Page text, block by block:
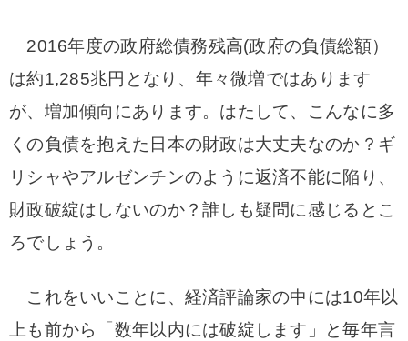
2016年度の政府総債務残高(政府の負債総額）
は約1,285兆円となり、年々微増ではあります
が、増加傾向にあります。はたして、こんなに多
くの負債を抱えた日本の財政は大丈夫なのか？ギ
リシャやアルゼンチンのように返済不能に陥り、
財政破綻はしないのか？誰しも疑問に感じるとこ
ろでしょう。
これをいいことに、経済評論家の中には10年以
上も前から「数年以内には破綻します」と毎年言